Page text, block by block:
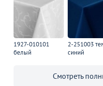
1927-010101
белый
2-251003
синий
Смотреть